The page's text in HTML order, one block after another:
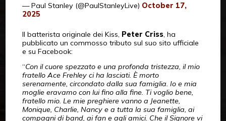
— Paul Stanley (@PaulStanleyLive) October 17,
2025
Il batterista originale dei Kiss, Peter Criss, ha
pubblicato un commosso tributo sul suo sito ufficiale
e su Facebook:
“Con il cuore spezzato e una profonda tristezza, il mio
fratello Ace Frehley ci ha lasciati. È morto
serenamente, circondato dalla sua famiglia. Io e mia
moglie eravamo con lui fino alla fine. Ti voglio bene,
fratello mio. Le mie preghiere vanno a Jeanette,
Monique, Charlie, Nancy e a tutta la sua famiglia, ai
compagni di band, ai fan e agli amici. Che il Signore vi